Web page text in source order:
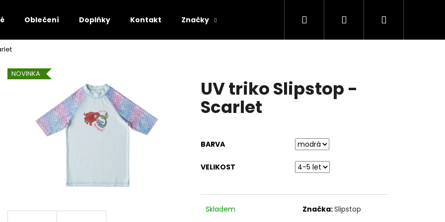
Oblečení Doplňky Kontakt Značky Hledat PřihlášeníNákupní
UV triko Slipstop -
Scarlet
BARVA
VELIKOST
Skladem Značka:Slipstop
NOVINKA
Co potřebujete najít?
Doporučujeme
AFFENZAHN BAREFOOT TENISKY SNEAKER